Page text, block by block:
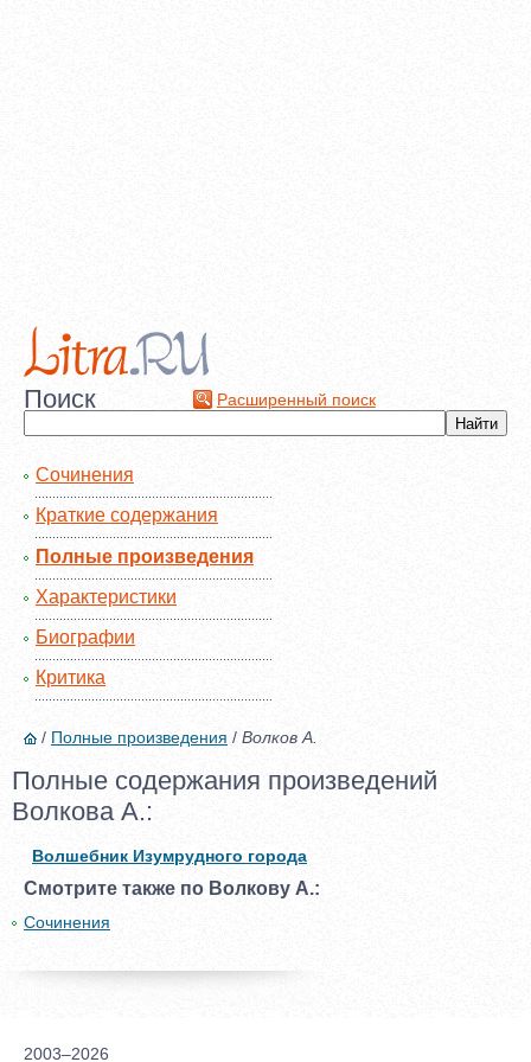
Поиск Расширенный поиск
Сочинения
Краткие содержания
Полные произведения
Характеристики
Биографии
Критика
/ Полные произведения / Волков А.
Полные содержания произведений
Волкова А.:
Волшебник Изумрудного города
Смотрите также по Волкову А.:
Сочинения
2003–2026